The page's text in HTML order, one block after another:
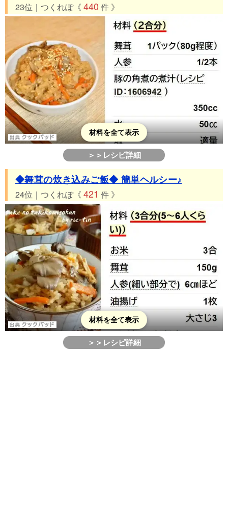
23位｜つくれぽ《 440 件 》
材料を全て表示
＞＞レシピ詳細
◆舞茸の炊き込みご飯◆ 簡単ヘルシー♪
24位｜つくれぽ《 421 件 》
材料を全て表示
＞＞レシピ詳細